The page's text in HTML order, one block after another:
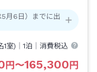
月6日）までに出
1室)｜1泊 ｜消費税込
円〜165,300円